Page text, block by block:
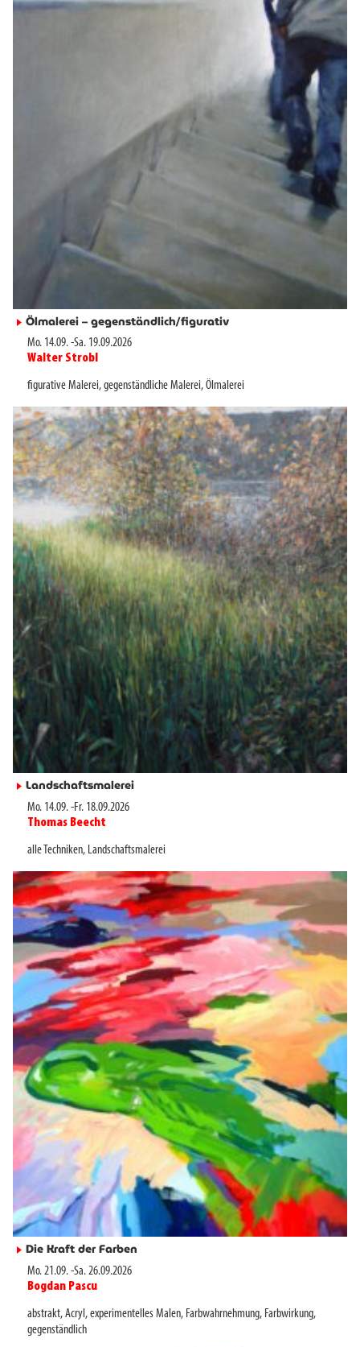
► Ölmalerei – gegenständlich/figurativ
Mo. 14.09.-Sa. 19.09.2026
Walter Strobl
figurative Malerei,gegenständliche Malerei,Ölmalerei
► Landschaftsmalerei
Mo. 14.09.-Fr. 18.09.2026
Thomas Beecht
alle Techniken, Landschaftsmalerei
► Die Kraft der Farben
Mo. 21.09.-Sa. 26.09.2026
Bogdan Pascu
abstrakt,Acryl ,experimentelles Malen, Farbwahrnehmung, Farbwirkung,
gegenständlich